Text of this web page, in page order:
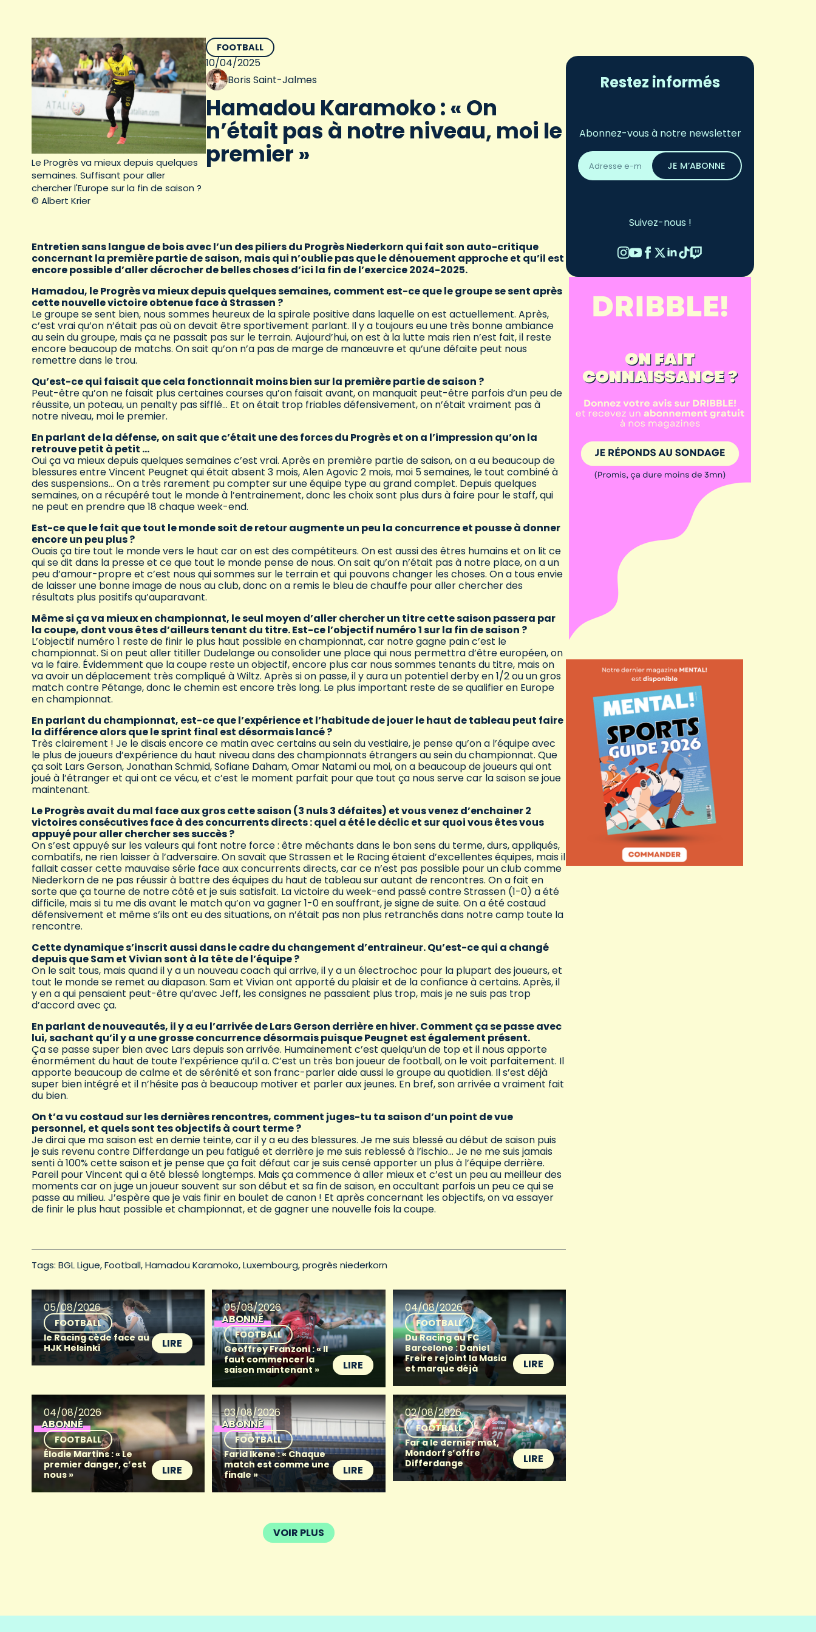
Le Progrès va mieux depuis quelques
semaines. Suffisant pour aller
chercher l'Europe sur la fin de saison ?
© Albert Krier
FOOTBALL
10/04/2025
Boris Saint-Jalmes
Hamadou Karamoko : « On
n’était pas à notre niveau, moi le
premier »
Entretien sans langue de bois avec l’un des piliers du Progrès Niederkorn qui fait son auto-critique
concernant la première partie de saison, mais qui n’oublie pas que le dénouement approche et qu’il est
encore possible d’aller décrocher de belles choses d’ici la fin de l’exercice 2024-2025.
Hamadou, le Progrès va mieux depuis quelques semaines, comment est-ce que le groupe se sent après
cette nouvelle victoire obtenue face à Strassen ?
Le groupe se sent bien, nous sommes heureux de la spirale positive dans laquelle on est actuellement. Après,
c’est vrai qu’on n’était pas où on devait être sportivement parlant. Il y a toujours eu une très bonne ambiance
au sein du groupe, mais ça ne passait pas sur le terrain. Aujourd’hui, on est à la lutte mais rien n’est fait, il reste
encore beaucoup de matchs. On sait qu’on n’a pas de marge de manœuvre et qu’une défaite peut nous
remettre dans le trou.
Qu’est-ce qui faisait que cela fonctionnait moins bien sur la première partie de saison ?
Peut-être qu’on ne faisait plus certaines courses qu’on faisait avant, on manquait peut-être parfois d’un peu de
réussite, un poteau, un penalty pas sifflé… Et on était trop friables défensivement, on n’était vraiment pas à
notre niveau, moi le premier.
En parlant de la défense, on sait que c’était une des forces du Progrès et on a l’impression qu’on la
retrouve petit à petit …
Oui ça va mieux depuis quelques semaines c’est vrai. Après en première partie de saison, on a eu beaucoup de
blessures entre Vincent Peugnet qui était absent 3 mois, Alen Agovic 2 mois, moi 5 semaines, le tout combiné à
des suspensions… On a très rarement pu compter sur une équipe type au grand complet. Depuis quelques
semaines, on a récupéré tout le monde à l’entrainement, donc les choix sont plus durs à faire pour le staff, qui
ne peut en prendre que 18 chaque week-end.
Est-ce que le fait que tout le monde soit de retour augmente un peu la concurrence et pousse à donner
encore un peu plus ?
Ouais ça tire tout le monde vers le haut car on est des compétiteurs. On est aussi des êtres humains et on lit ce
qui se dit dans la presse et ce que tout le monde pense de nous. On sait qu’on n’était pas à notre place, on a un
peu d’amour-propre et c’est nous qui sommes sur le terrain et qui pouvons changer les choses. On a tous envie
de laisser une bonne image de nous au club, donc on a remis le bleu de chauffe pour aller chercher des
résultats plus positifs qu’auparavant.
Même si ça va mieux en championnat, le seul moyen d’aller chercher un titre cette saison passera par
la coupe, dont vous êtes d’ailleurs tenant du titre. Est-ce l’objectif numéro 1 sur la fin de saison ?
L’objectif numéro 1 reste de finir le plus haut possible en championnat, car notre gagne pain c’est le
championnat. Si on peut aller titiller Dudelange ou consolider une place qui nous permettra d’être européen, on
va le faire. Évidemment que la coupe reste un objectif, encore plus car nous sommes tenants du titre, mais on
va avoir un déplacement très compliqué à Wiltz. Après si on passe, il y aura un potentiel derby en 1/2 ou un gros
match contre Pétange, donc le chemin est encore très long. Le plus important reste de se qualifier en Europe
en championnat.
En parlant du championnat, est-ce que l’expérience et l’habitude de jouer le haut de tableau peut faire
la différence alors que le sprint final est désormais lancé ?
Très clairement ! Je le disais encore ce matin avec certains au sein du vestiaire, je pense qu’on a l’équipe avec
le plus de joueurs d’expérience du haut niveau dans des championnats étrangers au sein du championnat. Que
ça soit Lars Gerson, Jonathan Schmid, Sofiane Daham, Omar Natami ou moi, on a beaucoup de joueurs qui ont
joué à l’étranger et qui ont ce vécu, et c’est le moment parfait pour que tout ça nous serve car la saison se joue
maintenant.
Le Progrès avait du mal face aux gros cette saison (3 nuls 3 défaites) et vous venez d’enchainer 2
victoires consécutives face à des concurrents directs : quel a été le déclic et sur quoi vous êtes vous
appuyé pour aller chercher ses succès ?
On s’est appuyé sur les valeurs qui font notre force : être méchants dans le bon sens du terme, durs, appliqués,
combatifs, ne rien laisser à l’adversaire. On savait que Strassen et le Racing étaient d’excellentes équipes, mais il
fallait casser cette mauvaise série face aux concurrents directs, car ce n’est pas possible pour un club comme
Niederkorn de ne pas réussir à battre des équipes du haut de tableau sur autant de rencontres. On a fait en
sorte que ça tourne de notre côté et je suis satisfait. La victoire du week-end passé contre Strassen (1-0) a été
difficile, mais si tu me dis avant le match qu’on va gagner 1-0 en souffrant, je signe de suite. On a été costaud
défensivement et même s’ils ont eu des situations, on n’était pas non plus retranchés dans notre camp toute la
rencontre.
Cette dynamique s’inscrit aussi dans le cadre du changement d’entraineur. Qu’est-ce qui a changé
depuis que Sam et Vivian sont à la tête de l’équipe ?
On le sait tous, mais quand il y a un nouveau coach qui arrive, il y a un électrochoc pour la plupart des joueurs, et
tout le monde se remet au diapason. Sam et Vivian ont apporté du plaisir et de la confiance à certains. Après, il
y en a qui pensaient peut-être qu’avec Jeff, les consignes ne passaient plus trop, mais je ne suis pas trop
d’accord avec ça.
En parlant de nouveautés, il y a eu l’arrivée de Lars Gerson derrière en hiver. Comment ça se passe avec
lui, sachant qu’il y a une grosse concurrence désormais puisque Peugnet est également présent.
Ça se passe super bien avec Lars depuis son arrivée. Humainement c’est quelqu’un de top et il nous apporte
énormément du haut de toute l’expérience qu’il a. C’est un très bon joueur de football, on le voit parfaitement. Il
apporte beaucoup de calme et de sérénité et son franc-parler aide aussi le groupe au quotidien. Il s’est déjà
super bien intégré et il n’hésite pas à beaucoup motiver et parler aux jeunes. En bref, son arrivée a vraiment fait
du bien.
On t’a vu costaud sur les dernières rencontres, comment juges-tu ta saison d’un point de vue
personnel, et quels sont tes objectifs à court terme ?
Je dirai que ma saison est en demie teinte, car il y a eu des blessures. Je me suis blessé au début de saison puis
je suis revenu contre Differdange un peu fatigué et derrière je me suis reblessé à l’ischio… Je ne me suis jamais
senti à 100% cette saison et je pense que ça fait défaut car je suis censé apporter un plus à l’équipe derrière.
Pareil pour Vincent qui a été blessé longtemps. Mais ça commence à aller mieux et c’est un peu au meilleur des
moments car on juge un joueur souvent sur son début et sa fin de saison, en occultant parfois un peu ce qui se
passe au milieu. J’espère que je vais finir en boulet de canon ! Et après concernant les objectifs, on va essayer
de finir le plus haut possible et championnat, et de gagner une nouvelle fois la coupe.
Tags: BGL Ligue Football Hamadou Karamoko Luxembourg progrès niederkorn
05/08/2026
FOOTBALL
le Racing cède face au
HJK Helsinki
LIRE
05/08/2026
ABONNÉ
FOOTBALL
Geoffrey Franzoni : « Il
faut commencer la
saison maintenant »
LIRE
04/08/2026
FOOTBALL
Du Racing au FC
Barcelone : Daniel
Freire rejoint la Masia
et marque déjà
LIRE
04/08/2026
ABONNÉ
FOOTBALL
Élodie Martins : « Le
premier danger, c’est
nous »
LIRE
03/08/2026
ABONNÉ
FOOTBALL
Farid Ikene : « Chaque
match est comme une
finale »
LIRE
02/08/2026
FOOTBALL
Far a le dernier mot,
Mondorf s’offre
Differdange
LIRE
VOIR PLUS
Restez informés
Abonnez-vous à notre newsletter
Adresse
email
*
JE M’ABONNE
Suivez-nous !